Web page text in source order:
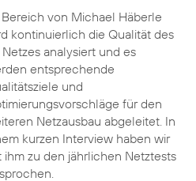
Bereich von Michael Häberle
kontinuierlich die Qualität des
analysiert und es
entsprechende
und
für den
Netzausbau abgeleitet. In
kurzen Interview haben wir
ihm zu den jährlichen Netztests